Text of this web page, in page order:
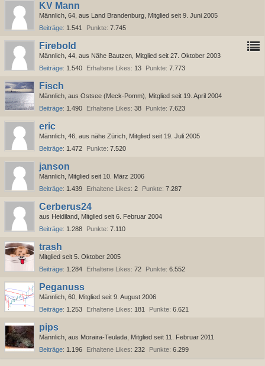
KV Mann
Männlich 64 aus Land Brandenburg Mitglied seit 9. Juni 2005
Beiträge 1.541 Punkte 7.745
Firebold
Männlich 44 aus Nähe Bautzen Mitglied seit 27. Oktober 2003
Beiträge 1.540 Erhaltene Likes 13 Punkte 7.773
Fisch
Männlich aus Ostsee (Meck-Pomm)
Mitglied seit 19. April 2004
Beiträge 1.490 Erhaltene Likes 38 Punkte 7.623
eric
Männlich 46 aus nähe Zürich Mitglied seit 19. Juli 2005
Beiträge 1.472 Punkte 7.520
janson
Männlich Mitglied seit 10. März 2006
Beiträge 1.439 Erhaltene Likes 2 Punkte 7.287
Cerberus24
aus Heidiland Mitglied seit 6. Februar 2004
Beiträge 1.288 Punkte 7.110
trash
Mitglied seit 5. Oktober 2005
Beiträge 1.284 Erhaltene Likes 72 Punkte 6.552
Peganuss
Männlich 60 Mitglied seit 9. August 2006
Beiträge 1.253 Erhaltene Likes 181 Punkte 6.621
pips
Männlich aus Moraira-Teulada Mitglied seit 11. Februar 2011
Beiträge 1.196 Erhaltene Likes 232 Punkte 6.299